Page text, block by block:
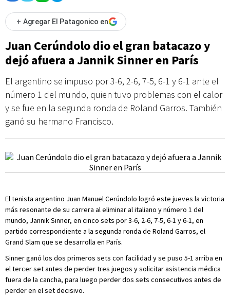
+ Agregar El Patagonico en
Juan Cerúndolo dio el gran batacazo y
dejó afuera a Jannik Sinner en París
El argentino se impuso por 3-6, 2-6, 7-5, 6-1 y 6-1 ante el
número 1 del mundo, quien tuvo problemas con el calor
y se fue en la segunda ronda de Roland Garros. También
ganó su hermano Francisco.
El tenista argentino Juan Manuel Cerúndolo logró este jueves la victoria
más resonante de su carrera al eliminar al italiano y número 1 del
mundo, Jannik Sinner, en cinco sets por 3-6, 2-6, 7-5, 6-1 y 6-1, en
partido correspondiente a la segunda ronda de Roland Garros, el
Grand Slam que se desarrolla en París.
Sinner ganó los dos primeros sets con facilidad y se puso 5-1 arriba en
el tercer set antes de perder tres juegos y solicitar asistencia médica
fuera de la cancha, para luego perder dos sets consecutivos antes de
perder en el set decisivo.